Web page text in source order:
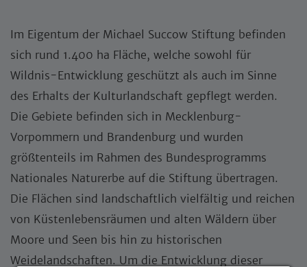
Im Eigentum der Michael Succow Stiftung befinden
sich rund 1.400 ha Fläche, welche sowohl für
Wildnis-Entwicklung geschützt als auch im Sinne
des Erhalts der Kulturlandschaft gepflegt werden.
Die Gebiete befinden sich in Mecklenburg-
Vorpommern und Brandenburg und wurden
größtenteils im Rahmen des Bundesprogramms
Nationales Naturerbe auf die Stiftung übertragen.
Die Flächen sind landschaftlich vielfältig und reichen
von Küstenlebensräumen und alten Wäldern über
Moore und Seen bis hin zu historischen
Weidelandschaften. Um die Entwicklung dieser